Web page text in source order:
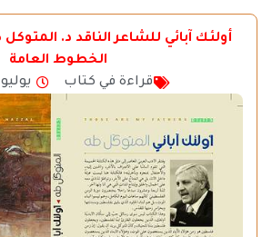
أولئك آبائي للشاعر الناقد د.
الخطوط العامة
قراءة في كتاب
يوليو 18, 2024